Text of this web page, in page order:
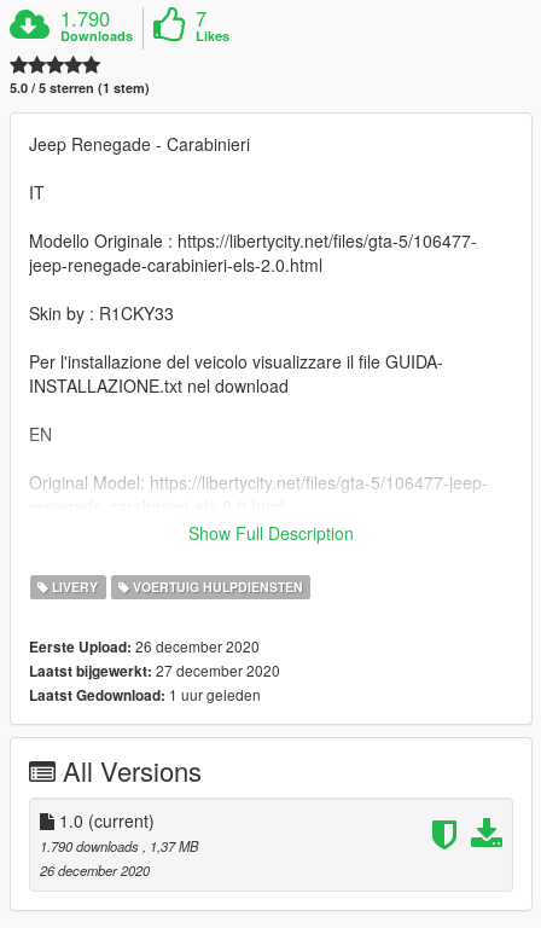
1.790
Downloads
7
Likes
5.0 / 5 sterren (1 stem)
Jeep Renegade - Carabinieri
IT
Modello Originale : https://libertycity.net/files/gta-5/106477-
jeep-renegade-carabinieri-els-2.0.html
Skin by : R1CKY33
Per l'installazione del veicolo visualizzare il file GUIDA-
INSTALLAZIONE.txt nel download
EN
Original Model: https://libertycity.net/files/gta-5/106477-jeep-
To install the vehicle, view the INSTALLATION-GUIDE.txt file in
Show Full Description
LIVERY VOERTUIG HULPDIENSTEN
Eerste Upload: 26 december 2020
Laatst bijgewerkt: 27 december 2020
Laatst Gedownload: 1 uur geleden
All Versions
1.0 (current)
1.790 downloads
, 1,37 MB
26 december 2020